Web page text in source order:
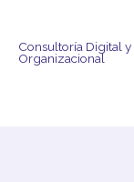
content
Consultoría Digital y
Organizacional